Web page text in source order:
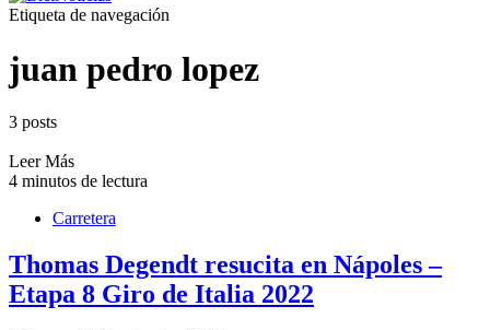
Etiqueta de navegación
juan pedro lopez
3 posts
Leer Más
4 minutos de lectura
Carretera
Thomas Degendt resucita en Nápoles –
Etapa 8 Giro de Italia 2022